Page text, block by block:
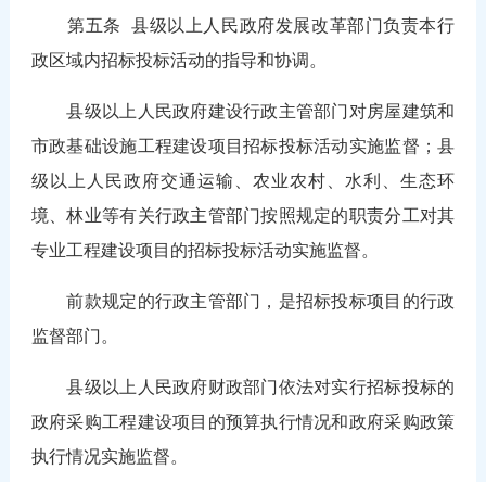
第五条县级以上人民政府发展改革部门负责本行
政区域内招标投标活动的指导和协调。
县级以上人民政府建设行政主管部门对房屋建筑和
市政基础设施工程建设项目招标投标活动实施监督；县
级以上人民政府交通运输、农业农村、水利、生态环
境、林业等有关行政主管部门按照规定的职责分工对其
专业工程建设项目的招标投标活动实施监督。
前款规定的行政主管部门，是招标投标项目的行政
监督部门。
县级以上人民政府财政部门依法对实行招标投标的
政府采购工程建设项目的预算执行情况和政府采购政策
执行情况实施监督。